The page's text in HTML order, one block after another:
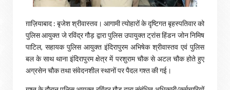
ग़ाज़ियाबाद : बृजेश श्रीवास्तव। आगामी त्योहारों के दृष्टिगत बृहस्पतिवार को
पुलिस आयुक्त जे रविंद्र गौड़ द्वारा पुलिस उपायुक्त ट्रांस हिंडन जोन निमिष
पाटिल, सहायक पुलिस आयुक्त इंदिरापुरम अभिषेक श्रीवास्तव एवं पुलिस
बल के साथ थाना इंदिरापुरम क्षेत्र में परशुराम चौक से अटल चौक होते हुए
अग्रसेन चौक तथा संवेदनशील स्थानों पर पैदल गश्त की गई।